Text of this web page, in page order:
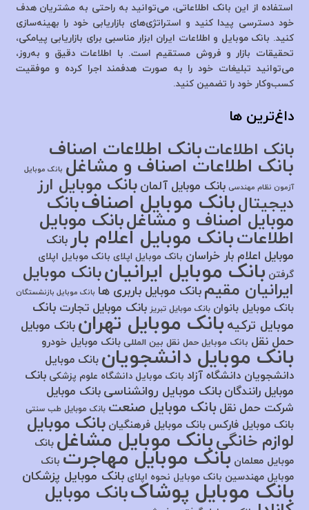
استفاده از این بانک اطلاعاتی، می‌توانید به راحتی به مشتریان هدف
خود دسترسی پیدا کنید و استراتژی‌های بازاریابی خود را بهینه‌سازی
کنید. بانک موبایل و اطلاعات ایران ابزار مناسبی برای بازاریابی پیامکی،
تحقیقات بازار و فروش مستقیم است. با اطلاعات دقیق و به‌روز،
می‌توانید تبلیغات خود را به صورت هدفمند اجرا کرده و موفقیت
کسب‌وکار خود را تضمین کنید.
داغ‌ترین ها
بانک اطلاعاتبانک اطلاعات اصناف
بانک اطلاعات اصناف و مشاغل بانک موبایل
آزمون نظام مهندسی بانک موبایل آلمان بانک موبایل ارز
دیجیتالبانک موبایل اصنافبانک
موبایل اصناف و مشاغلبانک موبایل
اطلاعاتبانک موبایل اعلام باربانک
موبایل اعلام بار خراسان بانک موبایل اپلای بانک موبایل اپلای
گرفتن بانک موبایل ایرانیانبانک موبایل
ایرانیان مقیم بانک موبایل باربری ها بانک موبایل بازنشستگان
بانک موبایل بانوان بانک موبایل تبریز بانک موبایل تجارت بانک
موبایل ترکیه بانک موبایل تهران بانک موبایل
حمل نقل بانک موبایل حمل نقل بین المللی بانک موبایل خودرو
بانک موبایل دانشجویان بانک موبایل
دانشجویان دانشگاه آزاد بانک موبایل دانشگاه علوم پزشکی بانک
موبایل رانندگان بانک موبایل روانشناسی بانک موبایل
شرکت حمل نقل بانک موبایل صنعت بانک موبایل طب سنتی
بانک موبایل فارکس بانک موبایل فرهنگیان بانک موبایل
لوازم خانگیبانک موبایل مشاغلبانک
موبایل معلمان بانک موبایل مهاجرت بانک
موبایل مهندسین بانک موبایل نحوه اپلای بانک موبایل پزشکان
بانک موبایل پوشاکبانک موبایل